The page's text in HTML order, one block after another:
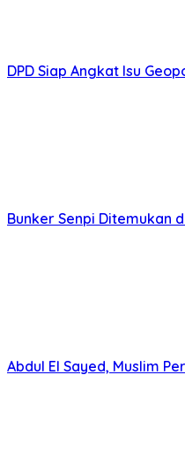
DPD Siap Angkat Isu
Bunker Senpi Ditemukan
Abdul El Sayed, Muslim